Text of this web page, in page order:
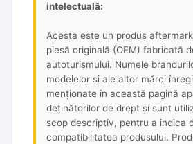
intelectuală:
Acesta este un produs
piesă originală (OEM) fabricată
autoturismului. Numele
modelelor și ale altor mărci
menționate în această pagină
deținătorilor de drept și sunt
scop descriptiv, pentru a indica
compatibilitatea produsului.